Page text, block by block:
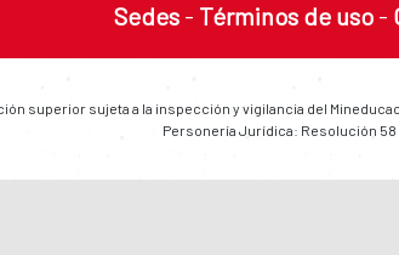
Sedes - Términos de uso -
superior sujeta a la inspección y vigilancia del
Personería Jurídica: Resolución 58